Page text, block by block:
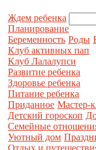
Ждем ребенка
Планирование
Беременность Роды
Клуб активных пап
Клуб Лалалупси
Развитие ребенка
Здоровье ребенка
Питание ребенка
Приданное Мастер-
Детский гороскоп
Семейные
Уютный дом